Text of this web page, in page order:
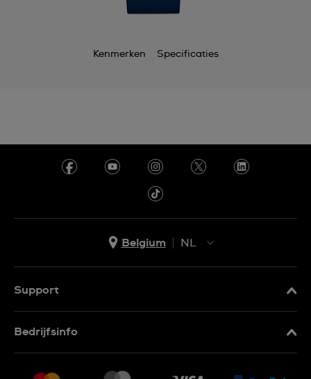
Kenmerken Specificaties
Belgium
NL
Support
Bedrijfsinfo